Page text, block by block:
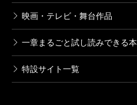
映画・テレビ・舞台作品
一章まるごと試し読みできる本
特設サイト一覧